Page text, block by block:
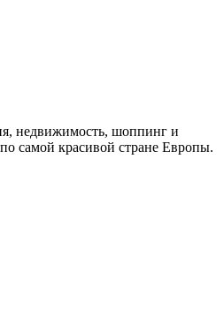
недвижимость, шоппинг и
самой красивой стране Европы.